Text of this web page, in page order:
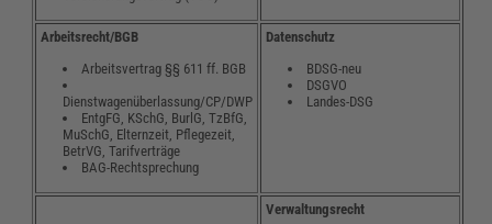
Arbeitsrecht/BGB
Arbeitsvertrag §§ 611 ff. BGB
Dienstwagenüberlassung/CP/DWP
EntgFG, KSchG, BurlG, TzBfG,
MuSchG, Elternzeit, Pflegezeit,
BetrVG, Tarifverträge
BAG-Rechtsprechung
Datenschutz
BDSG-neu
DSGVO
Landes-DSG
Verwaltungsrecht